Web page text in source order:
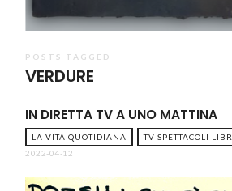
POSTS TAGGED
VERDURE
IN DIRETTA TV A UNO MATTINA
LA VITA QUOTIDIANA TV SPETTACOLI
2022-04-12